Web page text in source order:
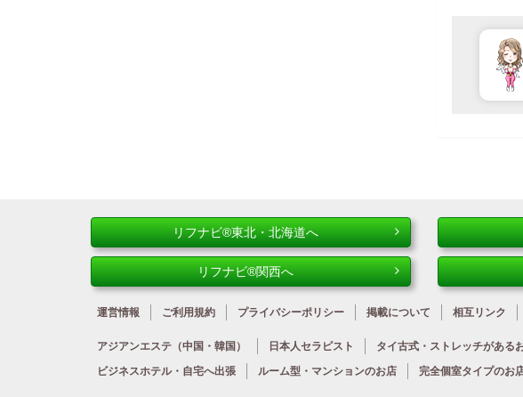
リフナビ®東北・北海道へ
リフナビ®関西へ
運営情報 ご利用規約 プライバシーポリシー 掲載について 相互リンク
アジアンエステ （中国・韓国） 日本人セラピスト タイ古式・ストレッチがある
ビジネスホテル・ 自宅へ出張 ルーム型・ マンションのお店 完全個室タイプのお